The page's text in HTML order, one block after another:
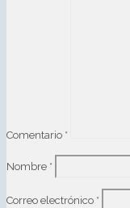
Comentario *
Nombre *
Correo electrónico *